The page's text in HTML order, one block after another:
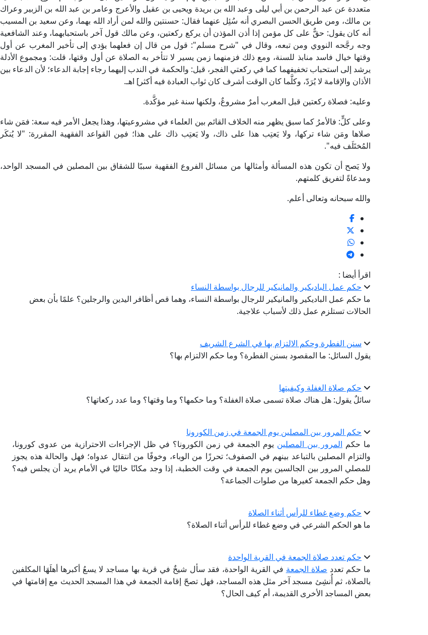
متعددة عن عبد الرحمن بن أبي ليلى وعبد الله بن بريدة ويحيى بن عقيل والأعرج وعامر بن عبد الله بن الزبير وعراك
بن مالك، ومن طريق الحسن البصري أنه سُئِل عنهما فقال: حسنتين والله لمن أراد الله بهما، وعن سعيد بن المسيب
أنه كان يقول: حقٌّ على كل مؤمن إذا أذن المؤذن أن يركع ركعتين، وعن مالك قول آخر باستحبابهما، وعند الشافعية
وجه رجَّحه النووي ومن تبعه، وقال في "شرح مسلم": قول من قال إن فعلهما يؤدي إلى تأخير المغرب عن أول
وقتها خيال فاسد منابذ للسنة، ومع ذلك فزمنهما زمن يسير لا تتأخر به الصلاة عن أول وقتها، قلت: ومجموع الأدلة
يرشد إلى استحباب تخفيفهما كما في ركعتي الفجر، قيل: والحكمة في الندب إليهما رجاء إجابة الدعاء؛ لأن الدعاء بين
الأذان والإقامة لا يُرَدّ، وكلَّما كان الوقت أشرف كان ثواب العبادة فيه أكثر] اهـ.
وعليه: فصلاة ركعتين قبل المغرب أمرٌ مشروعٌ، ولكنها سنة غير مؤكَّدة.
وعلى كلٍّ: فالأمرُ كما سبق يظهر منه الخلاف القائم بين العلماء في مشروعيتها، وهذا يجعل الأمر فيه سعة: فمَن شاء
صلاها ومَن شاء تركها، ولا يَعتِب هذا على ذاك، ولا يَعتِب ذاك على هذا؛ فمِن القواعد الفقهية المقررة: "لا يُنكَر
المُختَلَف فيه".
ولا يَصح أن تكون هذه المسألة وأمثالها من مسائل الفروع الفقهية سببًا للشقاق بين المصلين في المسجد الواحد،
ومدعاةً لتفريق كلمتهم.
والله سبحانه وتعالى أعلم.
اقرأ أيضا :
حكم عمل الباديكير والمانيكير للرجال بواسطة النساء
ما حكم عمل الباديكير والمانيكير للرجال بواسطة النساء، وهما قص أظافر اليدين والرجلين؟ علمًا بأن بعض
الحالات تستلزم عمل ذلك لأسباب علاجية.
سنن الفطرة وحكم الالتزام بها في الشرع الشريف
يقول السائل: ما المقصود بسنن الفطرة؟ وما حكم الالتزام بها؟
حكم صلاة الغفلة وكيفيتها
سائلٌ يقول: هل هناك صلاة تسمى صلاة الغفلة؟ وما حكمها؟ وما وقتها؟ وما عدد ركعاتها؟
حكم المرور بين المصلين يوم الجمعة في زمن الكورونا
ما حكم المرور بين المصلين يوم الجمعة في زمن الكورونا؟ في ظل الإجراءات الاحترازية من عدوى كورونا،
والتزام المصلين بالتباعد بينهم في الصفوف؛ تحرزًا من الوباء، وخوفًا من انتقال عدواه؛ فهل والحالة هذه يجوز
للمصلي المرور بين الجالسين يوم الجمعة في وقت الخطبة، إذا وجد مكانًا خاليًا في الأمام يريد أن يجلس فيه؟
وهل حكم الجمعة كغيرها من صلوات الجماعة؟
حكم وضع غطاء للرأس أثناء الصلاة
ما هو الحكم الشرعي في وضع غطاء للرأس أثناء الصلاة؟
حكم تعدد صلاة الجمعة في القرية الواحدة
ما حكم تعدد صلاة الجمعة في القرية الواحدة، فقد سأل شيخٌ في قرية بها مساجد لا يسعُ أكبرها أهلَهَا المكلفين
بالصلاة، ثم أُنشِئ مسجد آخر مثل هذه المساجد، فهل تصحّ إقامة الجمعة في هذا المسجد الحديث مع إقامتها في
بعض المساجد الأخرى القديمة، أم كيف الحال؟